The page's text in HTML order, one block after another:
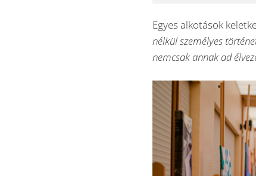
Egyes alkotások
nélkül személyes
nemcsak annak ad